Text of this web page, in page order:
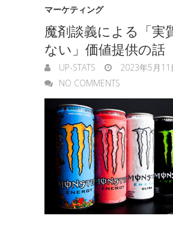
マーケティング
魔剤談義による「実
ない」価値提供の話
UP-STATS
2023年5月11
NO COMMENTS